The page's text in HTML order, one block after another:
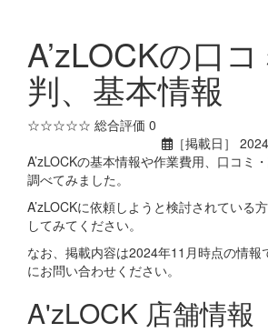
A’zLOCKの口
判、基本情報
☆☆☆☆☆ 総合評価 0
［掲載日］
A’zLOCKの基本情報や作業費用、口コミ
調べてみました。
A’zLOCKに依頼しようと検討されている
してみてください。
なお、掲載内容は2024年11月時点の情報
にお問い合わせください。
A'zLOCK 店舗情報